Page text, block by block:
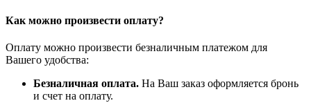
Как можно произвести оплату?
Оплату можно произвести безналичным платежом для
Вашего удобства:
Безналичная оплата. На Ваш заказ оформляется бронь
и счет на оплату.